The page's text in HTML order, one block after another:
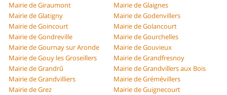
Mairie de Giraumont
Mairie de Glaignes
Mairie de Glatigny
Mairie de Godenvillers
Mairie de Goincourt
Mairie de Golancourt
Mairie de Gondreville
Mairie de Gourchelles
Mairie de Gournay sur Aronde
Mairie de Gouvieux
Mairie de Gouy les Groseillers
Mairie de Grandfresnoy
Mairie de Grandrû
Mairie de Grandvillers aux Bois
Mairie de Grandvilliers
Mairie de Grémévillers
Mairie de Grez
Mairie de Guignecourt